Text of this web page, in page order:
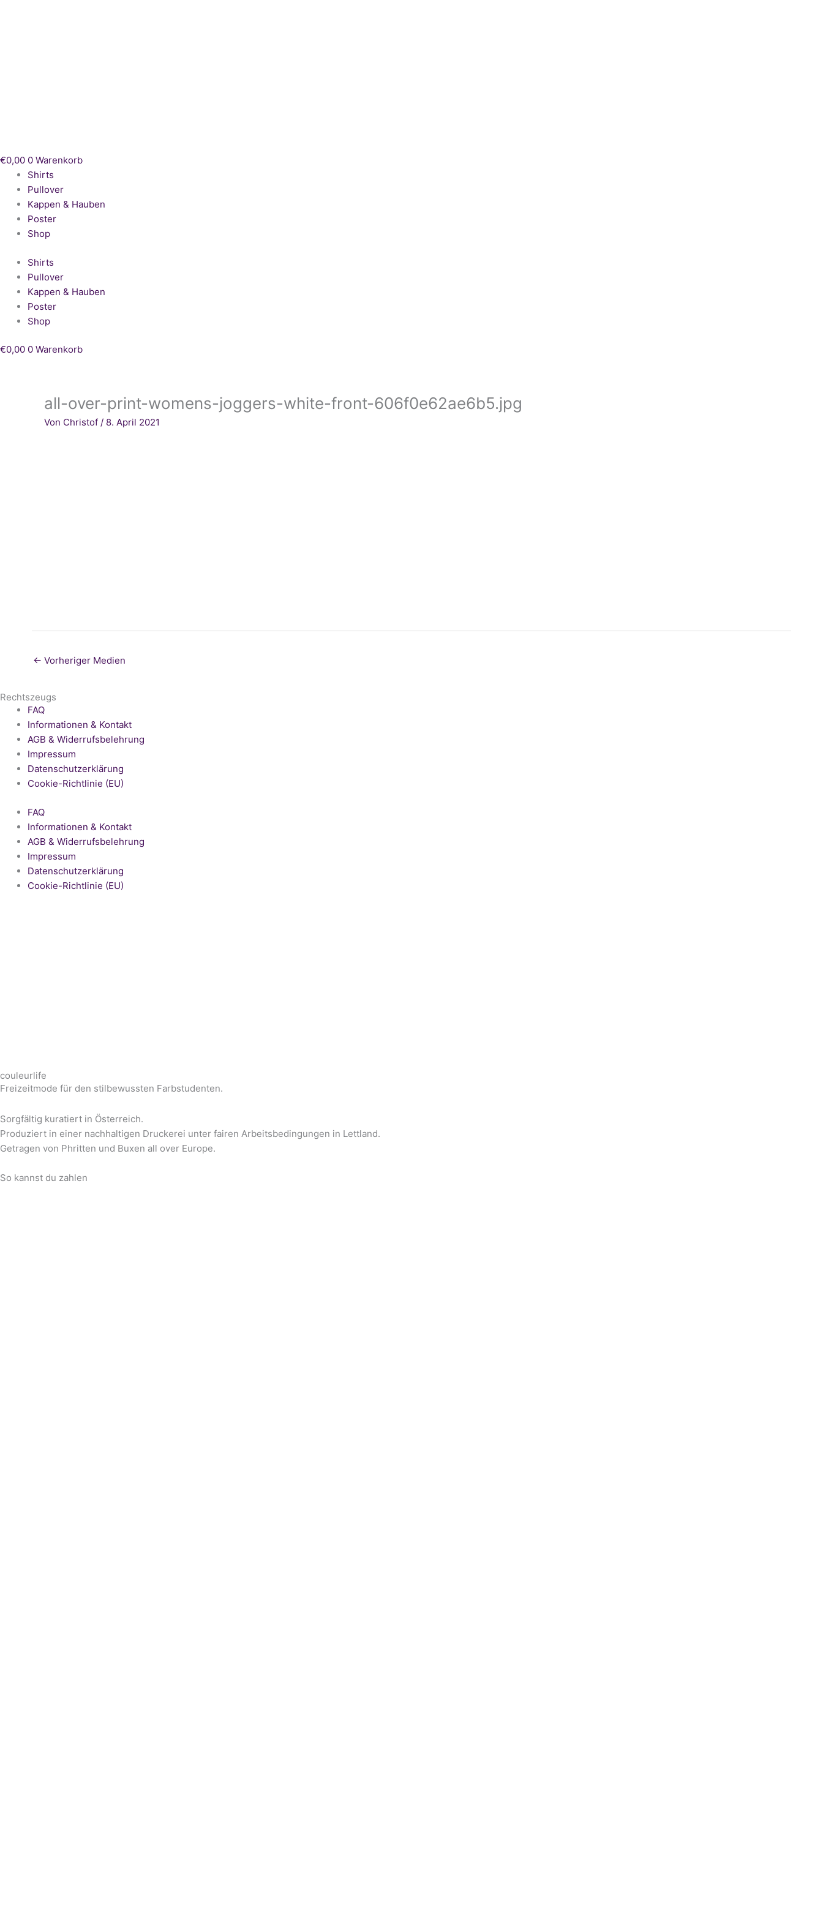
€0,00 0 Warenkorb
Shirts
Pullover
Kappen & Hauben
Poster
Shop
Shirts
Pullover
Kappen & Hauben
Poster
Shop
€0,00 0 Warenkorb
all-over-print-womens-joggers-white-front-606f0e62ae6b5.jpg
Von Christof / 8. April 2021
← Vorheriger Medien
Rechtszeugs
FAQ
Informationen & Kontakt
AGB & Widerrufsbelehrung
Impressum
Datenschutzerklärung
Cookie-Richtlinie (EU)
FAQ
Informationen & Kontakt
AGB & Widerrufsbelehrung
Impressum
Datenschutzerklärung
Cookie-Richtlinie (EU)
couleurlife
Freizeitmode für den stilbewussten Farbstudenten.
Sorgfältig kuratiert in Österreich.
Produziert in einer nachhaltigen Druckerei unter fairen Arbeitsbedingungen in Lettland.
Getragen von Phritten und Buxen all over Europe.
So kannst du zahlen